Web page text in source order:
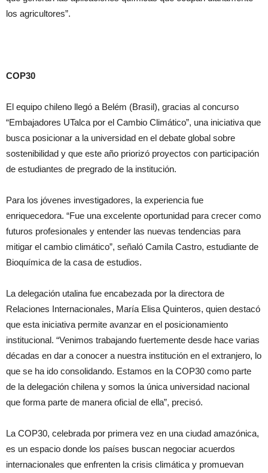
los agricultores”.
COP30
El equipo chileno llegó a Belém (Brasil), gracias al concurso
“Embajadores UTalca por el Cambio Climático”, una iniciativa que
busca posicionar a la universidad en el debate global sobre
sostenibilidad y que este año priorizó proyectos con participación
de estudiantes de pregrado de la institución.
Para los jóvenes investigadores, la experiencia fue
enriquecedora. “Fue una excelente oportunidad para crecer como
futuros profesionales y entender las nuevas tendencias para
mitigar el cambio climático”, señaló Camila Castro, estudiante de
Bioquímica de la casa de estudios.
La delegación utalina fue encabezada por la directora de
Relaciones Internacionales, María Elisa Quinteros, quien destacó
que esta iniciativa permite avanzar en el posicionamiento
institucional. “Venimos trabajando fuertemente desde hace varias
décadas en dar a conocer a nuestra institución en el extranjero, lo
que se ha ido consolidando. Estamos en la COP30 como parte
de la delegación chilena y somos la única universidad nacional
que forma parte de manera oficial de ella”, precisó.
La COP30, celebrada por primera vez en una ciudad amazónica,
es un espacio donde los países buscan negociar acuerdos
internacionales que enfrenten la crisis climática y promuevan